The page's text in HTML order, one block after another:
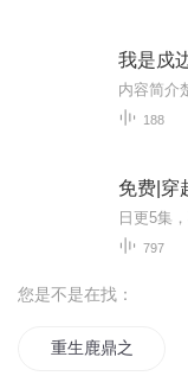
我是戍
188
797
您是不是在找：
重生鹿鼎之神龙教